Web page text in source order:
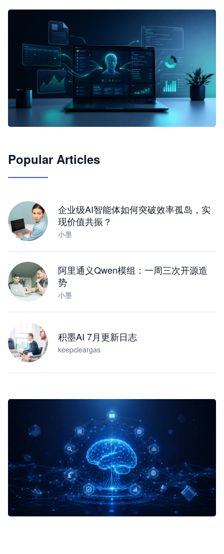
JimoClaw 桌面 AI Agent 工作台
Popular Articles
企业级AI智能体如何突破效率孤岛，实
现价值共振？
小墨
阿里通义Qwen模组：一周三次开源造
势
小墨
积墨AI 7月更新日志
keepcleargas